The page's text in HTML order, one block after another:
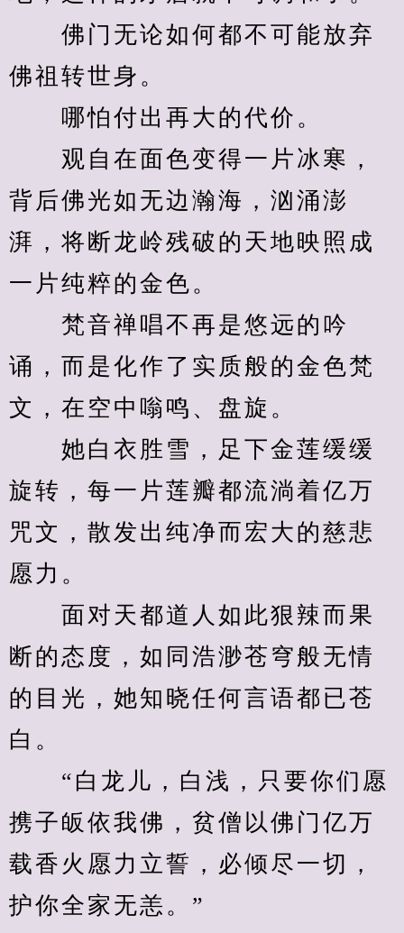
佛门无论如何都不可能放弃
佛祖转世身。
哪怕付出再大的代价。
观自在面色变得一片冰寒，
背后佛光如无边瀚海，汹涌澎
湃，将断龙岭残破的天地映照成
一片纯粹的金色。
梵音禅唱不再是悠远的吟
诵，而是化作了实质般的金色梵
文，在空中嗡鸣、盘旋。
她白衣胜雪，足下金莲缓缓
旋转，每一片莲瓣都流淌着亿万
咒文，散发出纯净而宏大的慈悲
愿力。
面对天都道人如此狠辣而果
断的态度，如同浩渺苍穹般无情
的目光，她知晓任何言语都已苍
白。
“白龙儿，白浅，只要你们愿
携子皈依我佛，贫僧以佛门亿万
载香火愿力立誓，必倾尽一切，
护你全家无恙。”